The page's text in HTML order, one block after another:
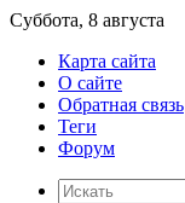
Суббота, 8 августа
Карта сайта
О сайте
Обратная связь
Теги
Форум